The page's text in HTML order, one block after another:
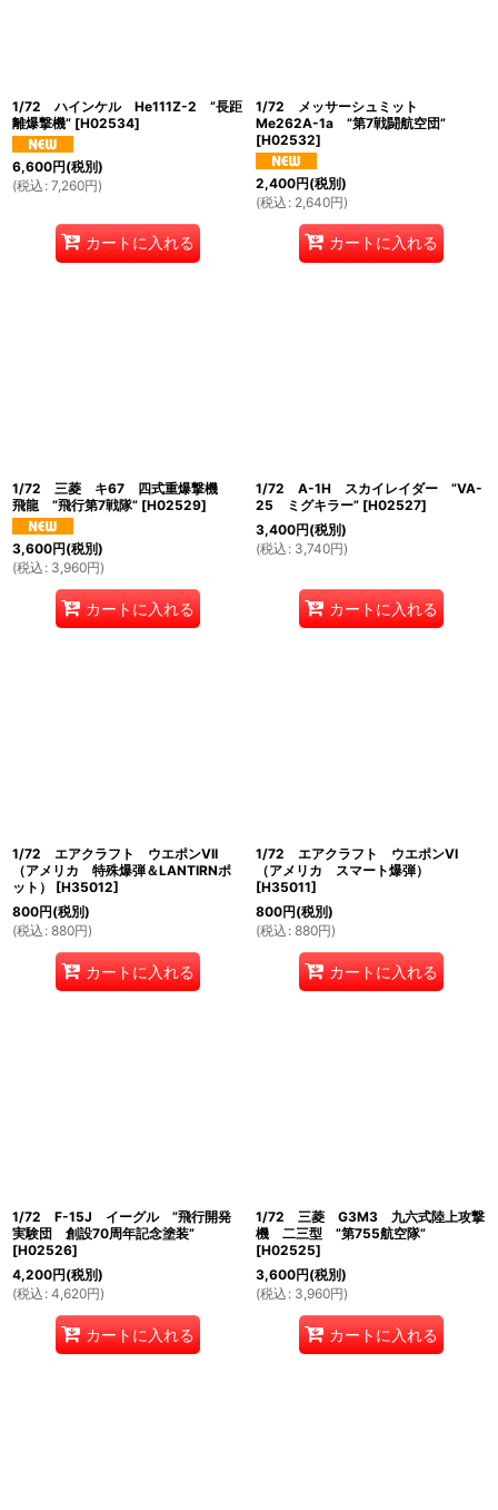
1/72 ハインケル He111Z-2 ”長距
離爆撃機” [H02534]
6,600円(税別)
(税込 : 7,260円)
カートに入れる
1/72 メッサーシュミット
Me262A-1a ”第7戦闘航空団”
[H02532]
2,400円(税別)
(税込 : 2,640円)
カートに入れる
1/72 三菱 キ67 四式重爆撃機
飛龍 ”飛行第7戦隊” [H02529]
3,600円(税別)
(税込 : 3,960円)
カートに入れる
1/72 A-1H スカイレイダー ”VA-
25 ミグキラー” [H02527]
3,400円(税別)
(税込 : 3,740円)
カートに入れる
1/72 エアクラフト ウエポンVII
（アメリカ 特殊爆弾＆LANTIRNポ
ット）
[H35012]
800円(税別)
(税込 : 880円)
カートに入れる
1/72 エアクラフト ウエポンVI
（アメリカ スマート爆弾）
[H35011]
800円(税別)
(税込 : 880円)
カートに入れる
1/72 F-15J イーグル ”飛行開発
実験団 創設70周年記念塗装”
[H02526]
4,200円(税別)
(税込 : 4,620円)
カートに入れる
1/72 三菱 G3M3 九六式陸上攻撃
機 二三型 ”第755航空隊”
[H02525]
3,600円(税別)
(税込 : 3,960円)
カートに入れる